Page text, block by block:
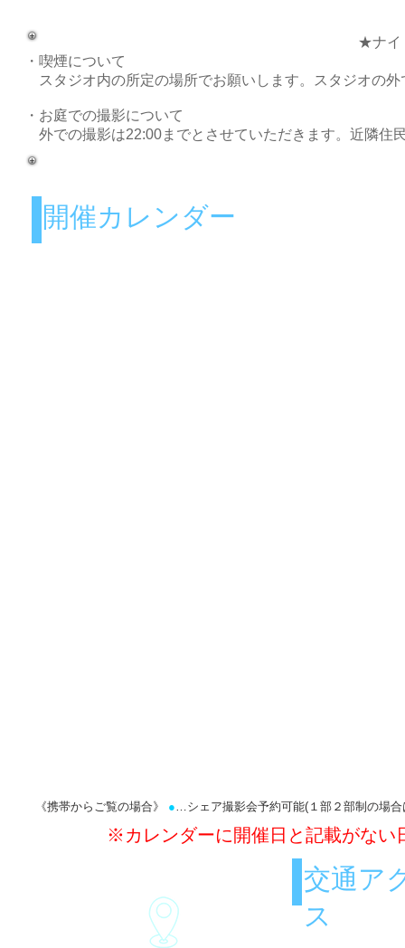
★ナイ
・喫煙について
スタジオ内の所定の場所でお願いします。スタジオの
・お庭での撮影について
外での撮影は22:00までとさせていただきます。近隣住
開催カレンダー
《携帯からご覧の場合》 ●…シェア撮影会予約可能(１部２部制の場
※​カレンダーに開催日と記載がない
交通ア
ス